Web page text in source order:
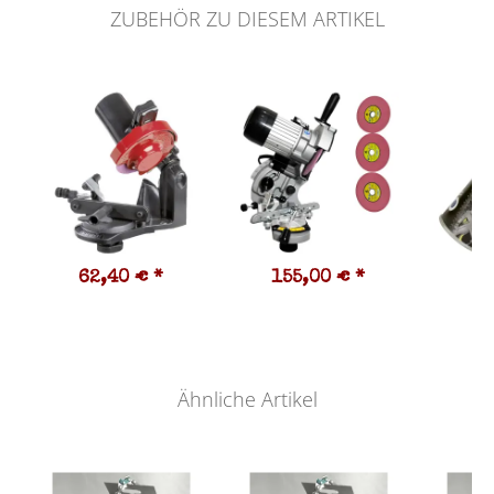
ZUBEHÖR ZU DIESEM ARTIKEL
62,40 € * 155,00 € *
Ähnliche Artikel